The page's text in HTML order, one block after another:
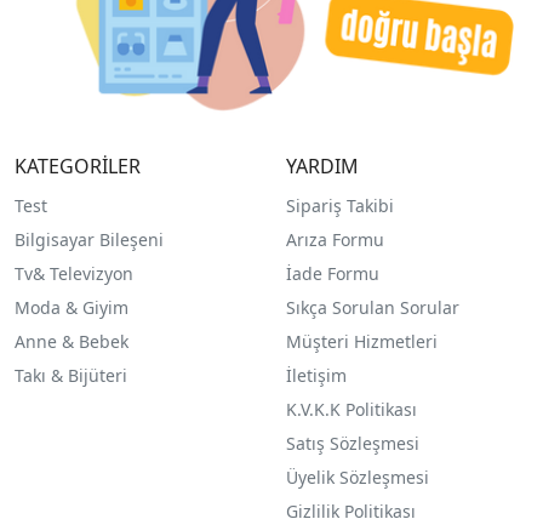
KATEGORİLER
Test
Bilgisayar Bileşeni
Tv& Televizyon
Moda & Giyim
Anne & Bebek
Takı & Bijüteri
YARDIM
Sipariş Takibi
Arıza Formu
İade Formu
Sıkça Sorulan Sorular
Müşteri Hizmetleri
İletişim
K.V.K.K Politikası
Satış Sözleşmesi
Üyelik Sözleşmesi
Gizlilik Politikası